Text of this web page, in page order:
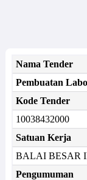
Nama Tender
Pembuatan
Kode Tender
10038432000
Satuan Kerja
BALAI BESAR
Pengumuman